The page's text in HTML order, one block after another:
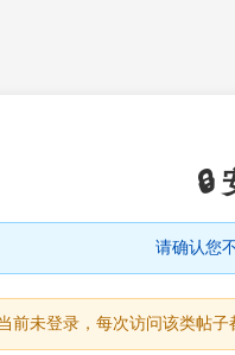
🔒
请确认您
前未登录，每次访问该类帖